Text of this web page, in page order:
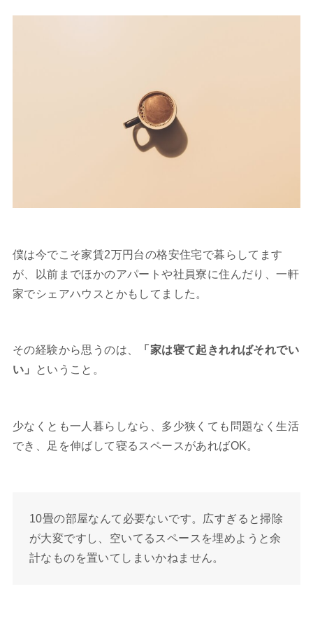
僕は今でこそ家賃2万円台の格安住宅で暮らしてます
が、以前までほかのアパートや社員寮に住んだり、一軒
家でシェアハウスとかもしてました。
その経験から思うのは、
「家は寝て起きれればそれでい
い」
ということ。
少なくとも一人暮らしなら、多少狭くても問題なく生活
でき、足を伸ばして寝るスペースがあればOK。
10畳の部屋なんて必要ないです。広すぎると掃除
が大変ですし、空いてるスペースを埋めようと余
計なものを置いてしまいかねません。